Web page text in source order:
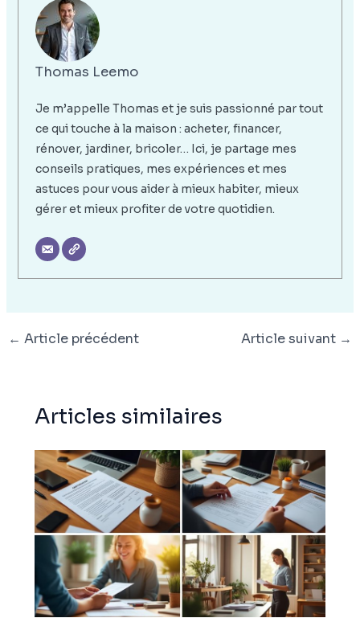
Thomas Leemo
Je m’appelle Thomas et je suis passionné par tout
ce qui touche à la maison : acheter, financer,
rénover, jardiner, bricoler… Ici, je partage mes
conseils pratiques, mes expériences et mes
astuces pour vous aider à mieux habiter, mieux
gérer et mieux profiter de votre quotidien.
← Article précédent Article suivant →
Articles similaires